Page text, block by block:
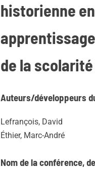
historienne
de la
Auteurs/développeurs
Lefrançois, David
Éthier, Marc-André
Nom de la conférence,